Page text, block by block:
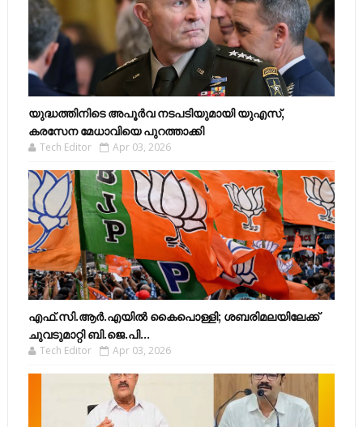
യുദ്ധത്തിനിടെ അപൂർവ നടപടിയുമായി യുഎസ്,
കരസേന മേധാവിയെ പുറത്താക്കി
Tech Editor Apr 03, 2026
എഫ്​.സി.ആർ.എയിൽ കൈപൊള്ളി; ശബരിമലയിലേക്ക്​
ചുവടുമാറ്റി ബി.ജെ.പി...
Tech Editor Apr 03, 2026